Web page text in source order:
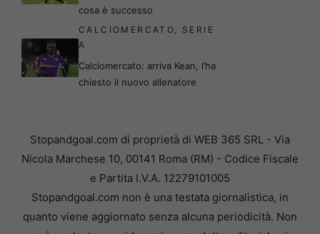
cosa è successo
CALCIOMERCATO
SERIE
A
Calciomercato: arriva Kean, l’ha
chiesto il nuovo allenatore
Stopandgoal.com di proprietà di WEB 365 SRL - Via
Nicola Marchese 10, 00141 Roma (RM) - Codice Fiscale
e Partita I.V.A. 12279101005
Stopandgoal.com non è una testata giornalistica, in
quanto viene aggiornato senza alcuna periodicità. Non